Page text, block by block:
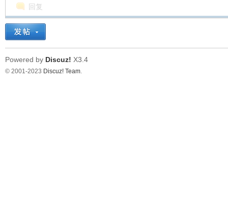
回复
Powered by Discuz! X3.4
© 2001-2023 Discuz! Team.